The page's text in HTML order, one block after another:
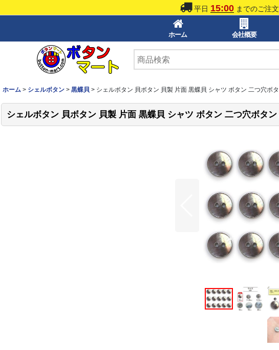
平日 15:00までのご注
ホーム 会社概要
ホーム > シェルボタン > 黒蝶貝 > シェルボタン 貝ボタン 貝製 片面 黒蝶貝 シャツ ボタン 二つ穴ボ
シェルボタン 貝ボタン 貝製 片面 黒蝶貝 シャツ ボタン 二つ穴ボタ